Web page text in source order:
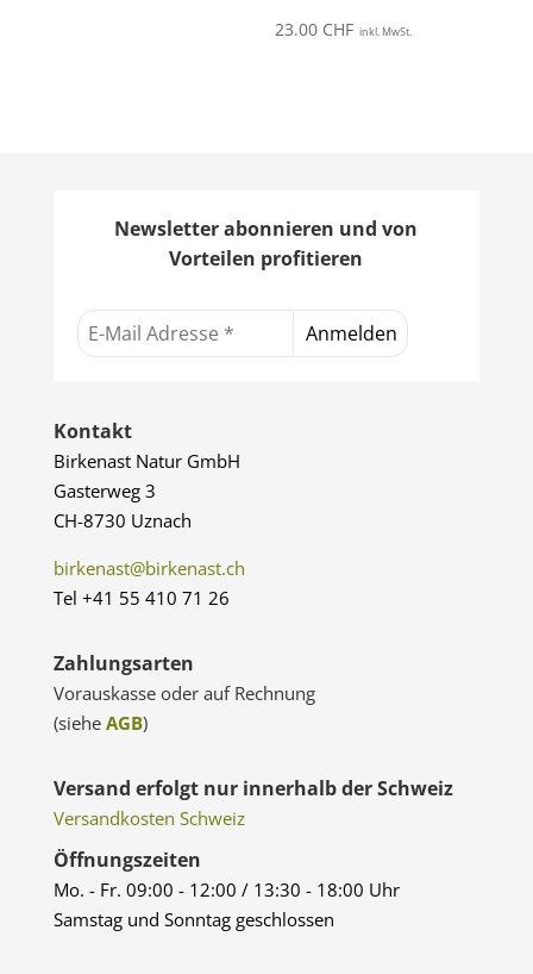
23.00 CHF inkl. MwSt.
Newsletter abonnieren und von
Vorteilen profitieren
Kontakt
Birkenast Natur GmbH
Gasterweg 3
CH-8730 Uznach
birkenast@birkenast.ch
Tel +41 55 410 71 26
Zahlungsarten
Vorauskasse oder auf Rechnung
(siehe AGB)
Versand erfolgt nur innerhalb der Schweiz
Versandkosten Schweiz
Öffnungszeiten
Mo. - Fr. 09:00 - 12:00 / 13:30 - 18:00 Uhr
Samstag und Sonntag geschlossen